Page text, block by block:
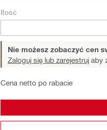
Ilość
Nie możesz zobaczyć cen
Zaloguj się lub zarejestruj aby
Cena netto po rabacie